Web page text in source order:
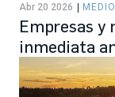
Abr 20 2026
Empresas y
inmediata